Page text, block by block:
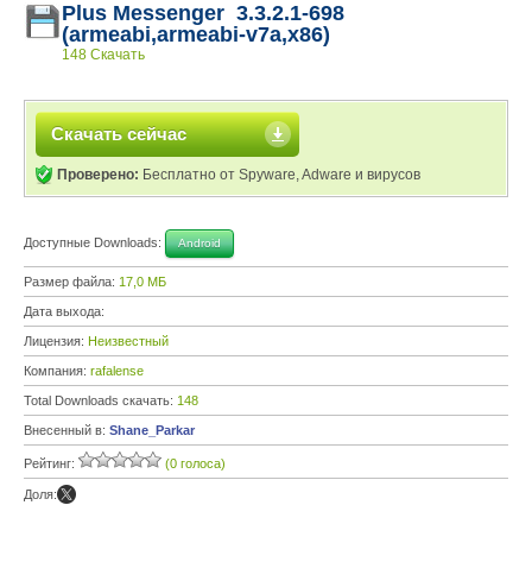
Plus Messenger 3.3.2.1-698
(armeabi,armeabi-v7a,x86)
148 Скачать
Скачать сейчас
Проверено: Бесплатно от Spyware, Adware и вирусов
Доступные Downloads: Android
Размер файла: 17,0 МБ
Дата выхода:
Лицензия: Неизвестный
Компания: rafalense
Total Downloads скачать: 148
Внесенный в: Shane_Parkar
Рейтинг: (0 голоса)
Доля: